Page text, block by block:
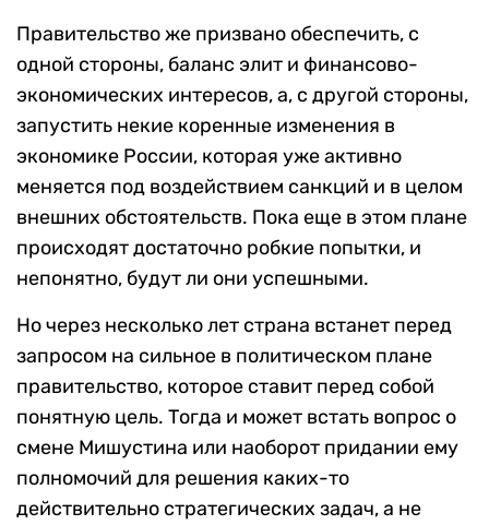
Правительство же призвано обеспечить, с
одной стороны, баланс элит и финансово-
экономических интересов, а, с другой стороны,
запустить некие коренные изменения в
экономике России, которая уже активно
меняется под воздействием санкций и в целом
внешних обстоятельств. Пока еще в этом плане
происходят достаточно робкие попытки, и
непонятно, будут ли они успешными.
Но через несколько лет страна встанет перед
запросом на сильное в политическом плане
правительство, которое ставит перед собой
понятную цель. Тогда и может встать вопрос о
смене Мишустина или наоборот придании ему
полномочий для решения каких-то
действительно стратегических задач, а не